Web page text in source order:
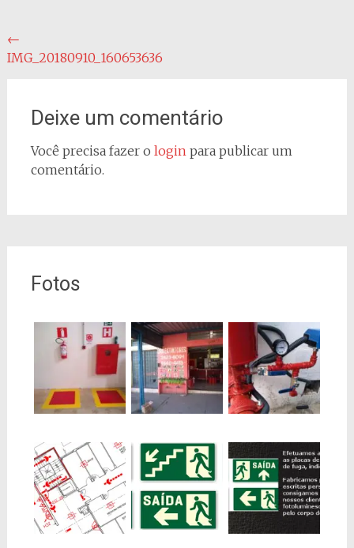
Navegação
do
←
IMG_20180910_160653636
Deixe um comentário
Você precisa fazer o loginpara publicar um
comentário.
Fotos